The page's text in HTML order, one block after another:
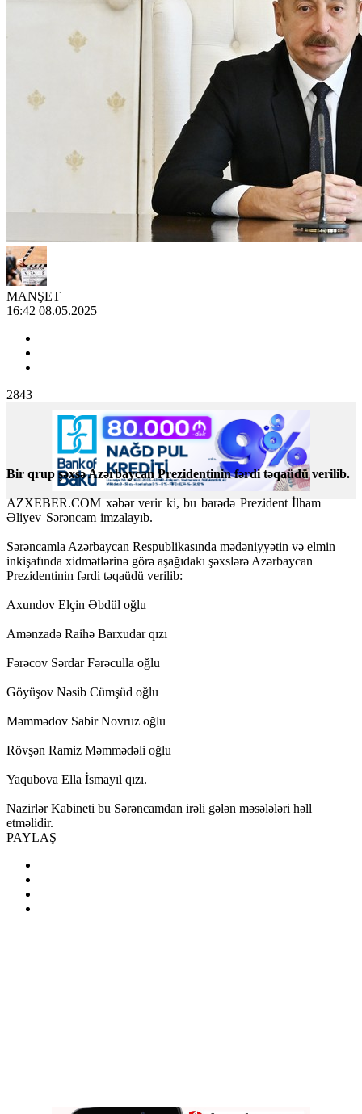
MANŞET
16:42 08.05.2025
2843
Bir qrup şəxsə Azərbaycan Prezidentinin fərdi təqaüdü verilib.
AZXEBER.COM xəbər verir ki, bu barədə Prezident İlham
Əliyev Sərəncam imzalayıb.
Sərəncamla Azərbaycan Respublikasında mədəniyyətin və elmin
inkişafında xidmətlərinə görə aşağıdakı şəxslərə Azərbaycan
Prezidentinin fərdi təqaüdü verilib:
Axundov Elçin Əbdül oğlu
Amənzadə Raihə Barxudar qızı
Fərəcov Sərdar Fərəculla oğlu
Göyüşov Nəsib Cümşüd oğlu
Məmmədov Sabir Novruz oğlu
Rövşən Ramiz Məmmədəli oğlu
Yaqubova Ella İsmayıl qızı.
Nazirlər Kabineti bu Sərəncamdan irəli gələn məsələləri həll
etməlidir.
PAYLAŞ